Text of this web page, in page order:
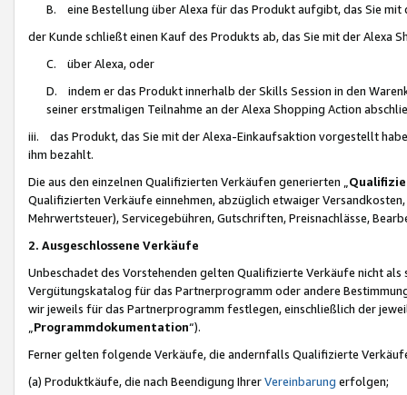
B. eine Bestellung über Alexa für das Produkt aufgibt, das Sie mit
der Kunde schließt einen Kauf des Produkts ab, das Sie mit der Alexa
C. über Alexa, oder
D. indem er das Produkt innerhalb der Skills Session in den
seiner erstmaligen Teilnahme an der Alexa Shopping Action
iii. das Produkt, das Sie mit der Alexa-Einkaufsaktion vorgestellt
ihm bezahlt.
Die aus den einzelnen Qualifizierten Verkäufen generierten „
Qualifizierten Verkäufe einnehmen, abzüglich etwaiger
Mehrwertsteuer), Servicegebühren, Gutschriften, Preisnachlässe,
2. Ausgeschlossene Verkäufe
Unbeschadet des Vorstehenden gelten Qualifizierte Verkäufe nicht
Vergütungskatalog für das Partnerprogramm oder andere
wir jeweils für das Partnerprogramm festlegen, einschließlich der
Programmdokumentation“).
Ferner gelten folgende Verkäufe, die andernfalls Qualifizierte
(a) Produktkäufe, die nach Beendigung IhrerVereinbarung erfolgen;